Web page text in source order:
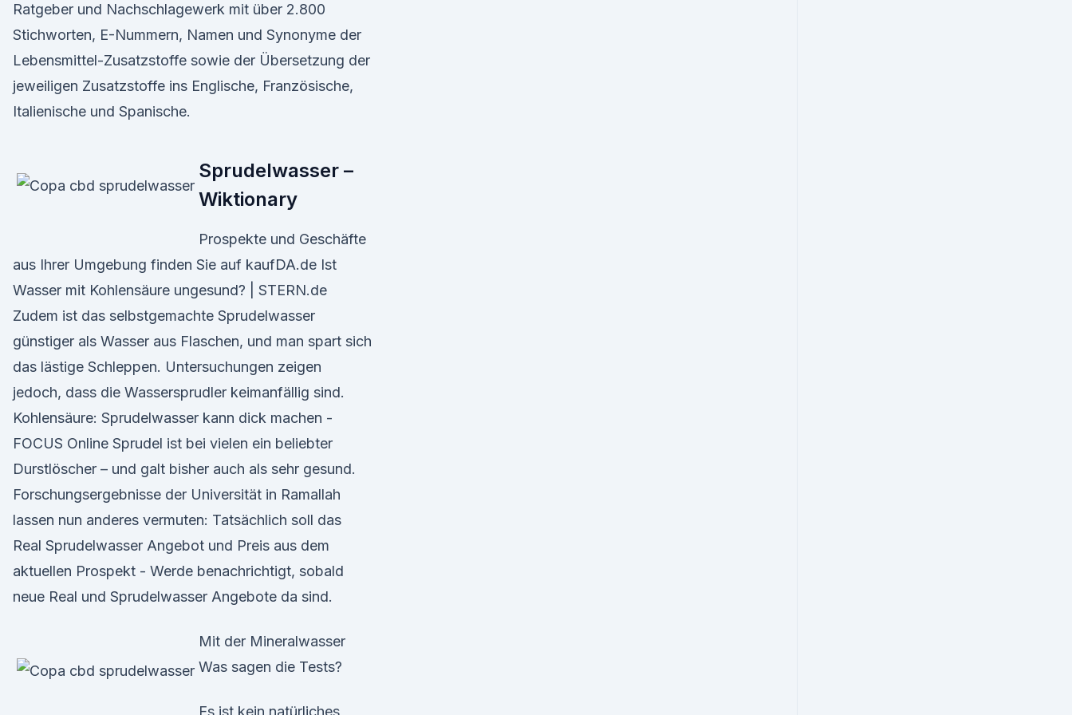
Ratgeber und Nachschlagewerk mit über 2.800
Stichworten, E-Nummern, Namen und Synonyme der
Lebensmittel-Zusatzstoffe sowie der Übersetzung der
jeweiligen Zusatzstoffe ins Englische, Französische,
Italienische und Spanische.
Sprudelwasser –
Wiktionary
Prospekte und Geschäfte
aus Ihrer Umgebung finden Sie auf kaufDA.de Ist
Wasser mit Kohlensäure ungesund? | STERN.de
Zudem ist das selbstgemachte Sprudelwasser
günstiger als Wasser aus Flaschen, und man spart sich
das lästige Schleppen. Untersuchungen zeigen
jedoch, dass die Wassersprudler keimanfällig sind.
Kohlensäure: Sprudelwasser kann dick machen -
FOCUS Online Sprudel ist bei vielen ein beliebter
Durstlöscher – und galt bisher auch als sehr gesund.
Forschungsergebnisse der Universität in Ramallah
lassen nun anderes vermuten: Tatsächlich soll das
Real Sprudelwasser Angebot und Preis aus dem
aktuellen Prospekt - Werde benachrichtigt, sobald
neue Real und Sprudelwasser Angebote da sind.
Mit der Mineralwasser
Was sagen die Tests?
Es ist kein natürliches